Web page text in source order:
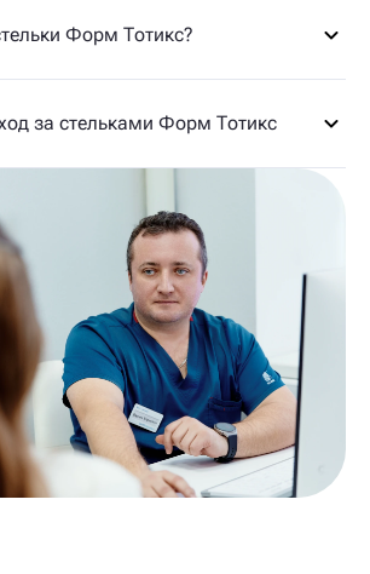
Форм Тотикс?
за стельками Форм Тотикс